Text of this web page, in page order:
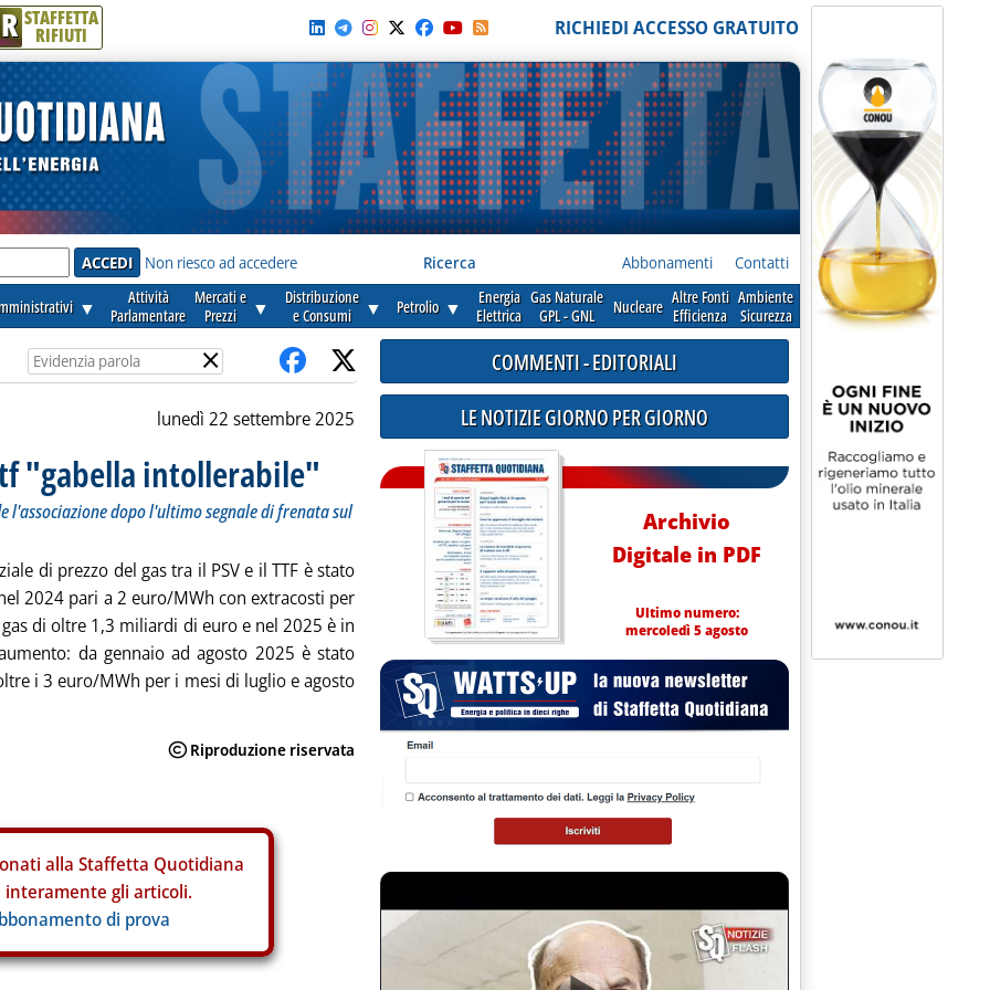
R STAFFETTA
RIFIUTI RICHIEDI ACCESSO GRATUITO
Non riesco ad accedere Ricerca Abbonamenti Contatti
▼
Attività
Parlamentare
Mercati e
Prezzi
▼
Distribuzione
e Consumi
▼ Petrolio ▼
Energia
Elettrica
Gas Naturale
GPL - GNL
Nucleare Altre Fonti
Efficienza
Ambiente
Sicurezza
×
lunedì 22 settembre 2025
"gabella intollerabile"
l'associazione dopo l'ultimo segnale di frenata sul
di prezzo del gas tra il PSV e il TTF è stato
2024 pari a 2 euro/MWh con extracosti per
di oltre 1,3 miliardi di euro e nel 2025 è in
da gennaio ad agosto 2025 è stato
i 3 euro/MWh per i mesi di luglio e agosto
alla Staffetta Quotidiana
interamente gli articoli.
di prova
COMMENTI - EDITORIALI
LE NOTIZIE GIORNO PER GIORNO
Archivio
Digitale in PDF
Ultimo numero:
mercoledì 5 agosto